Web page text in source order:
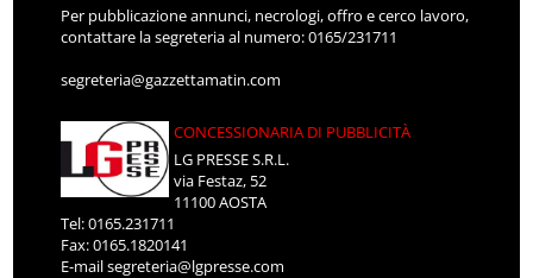
Per pubblicazione annunci, necrologi, offro e cerco lavoro,
contattare la segreteria al numero: 0165/231711
segreteria@gazzettamatin.com
CONCESSIONARIA DI PUBBLICITÀ
LG PRESSE S.R.L.
via Festaz, 52
11100 AOSTA
Tel: 0165.231711
Fax: 0165.1820141
E-mailsegreteria@lgpresse.com